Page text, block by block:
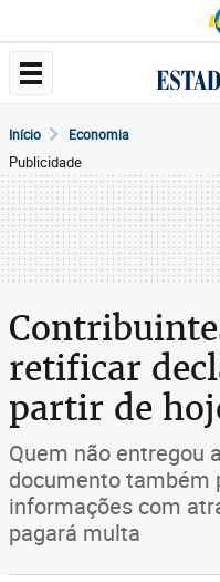
Início Economia
Publicidade
retificar
partir de
Quem não entregou
documento também
informações com
pagará multa